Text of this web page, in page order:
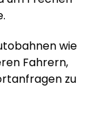
wie
Fahrern,
zu